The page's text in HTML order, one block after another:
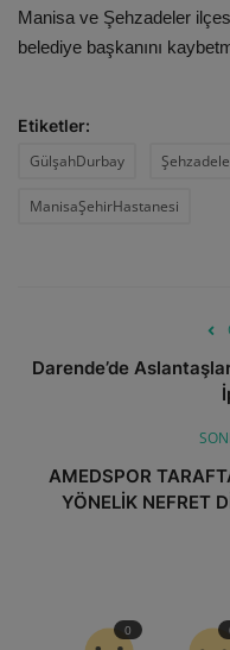
Manisa ve Şehzadeler
belediye başkanını
Etiketler:
GülşahDurbay
ManisaŞehirHastanesi
Darende’de
AMEDSPOR
YÖNELİK NEFRET
0